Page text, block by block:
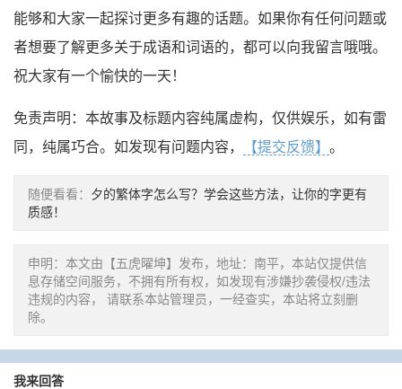
能够和大家一起探讨更多有趣的话题。如果你有任何问题或
者想要了解更多关于成语和词语的，都可以向我留言哦哦。
祝大家有一个愉快的一天！
免责声明：本故事及标题内容纯属虚构，仅供娱乐，如有雷
同，纯属巧合。如发现有问题内容，
【提交反馈】 。
随便看看： 夕的繁体字怎么写？学会这些方法，让你的字更有
质感！
申明：本文由【五虎曜坤】发布，地址：南平，本站仅提供信
息存储空间服务，不拥有所有权，如发现有涉嫌抄袭侵权/违法
违规的内容， 请联系本站管理员，一经查实，本站将立刻删
除。
我来回答